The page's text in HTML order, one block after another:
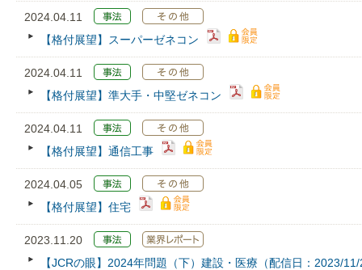
2024.04.11
【格付展望】スーパーゼネコン
2024.04.11
【格付展望】準大手・中堅ゼネコン
2024.04.11
【格付展望】通信工事
2024.04.05
【格付展望】住宅
2023.11.20
【JCRの眼】2024年問題（下）建設・医療（配信日：2023/